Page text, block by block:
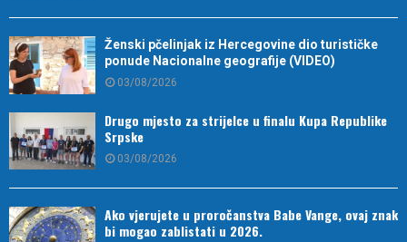
Ženski pčelinjak iz Hercegovine dio turističke
ponude Nacionalne geografije (VIDEO)
03/08/2026
Drugo mjesto za strijelce u finalu Kupa Republike
Srpske
03/08/2026
Ako vjerujete u proročanstva Babe Vange, ovaj znak
bi mogao zablistati u 2026.